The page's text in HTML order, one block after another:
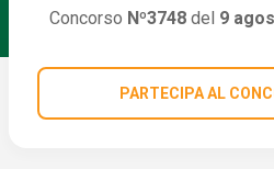
Concorso Nº3748 del 9
PARTECIPA AL